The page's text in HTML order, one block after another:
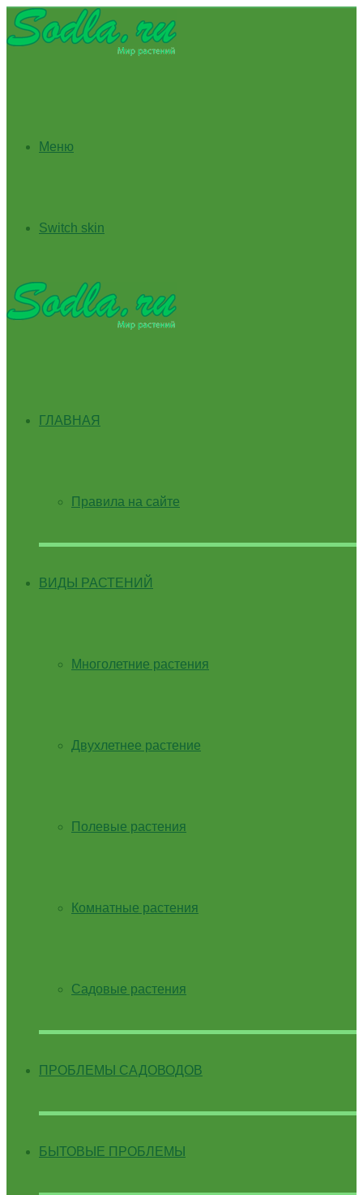
Меню
Switch skin
ГЛАВНАЯ
Правила на сайте
ВИДЫ РАСТЕНИЙ
Многолетние растения
Двухлетнее растение
Полевые растения
Комнатные растения
Садовые растения
ПРОБЛЕМЫ САДОВОДОВ
БЫТОВЫЕ ПРОБЛЕМЫ